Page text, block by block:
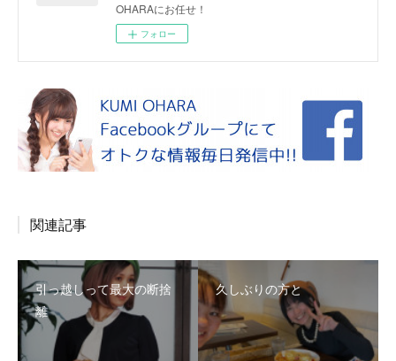
OHARAにお任せ！
フォロー
関連記事
引っ越しって最大の断捨
離
久しぶりの方と